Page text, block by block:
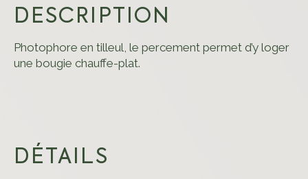
DESCRIPTION
Photophore en tilleul, le percement permet d’y loger
une bougie chauffe-plat.
DÉTAILS